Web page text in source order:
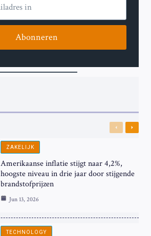
Abonneren
Previous
Next
ZAKELIJK
Amerikaanse inflatie stijgt naar 4,2%,
hoogste niveau in drie jaar door stijgende
brandstofprijzen
Jun 13, 2026
TECHNOLOGY